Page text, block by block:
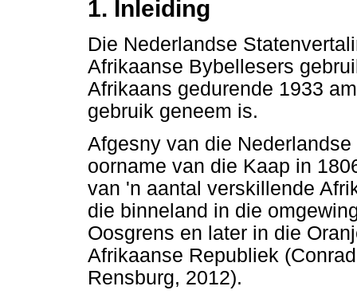
1. Inleiding
Die Nederlandse
Afrikaanse Bybellesers
Afrikaans gedurende 1933
gebruik geneem is.
Afgesny van die
oorname van die Kaap in
van 'n aantal verskillende
die binneland in die
Oosgrens en later in die
Afrikaanse Republiek
Rensburg, 2012).